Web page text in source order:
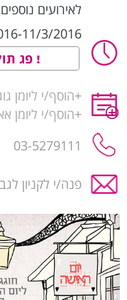
לאירועים
11/3/2016
פג
+הוסף/י ליומן
+הוסף/י ליומן
03-5279111
פנה/י לקניון